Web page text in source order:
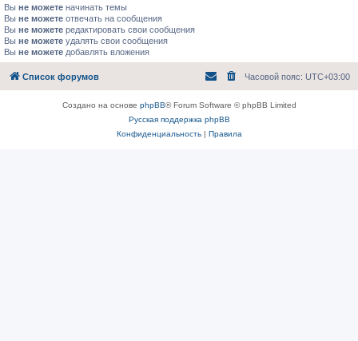
Вы не можете начинать темы
Вы не можете отвечать на сообщения
Вы не можете редактировать свои сообщения
Вы не можете удалять свои сообщения
Вы не можете добавлять вложения
Список форумов Часовой пояс: UTC+03:00
Создано на основе phpBB® Forum Software © phpBB Limited
Русская поддержка phpBB
Конфиденциальность| Правила